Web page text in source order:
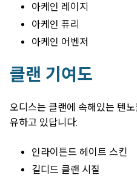
아케인 레이지
아케인 퓨리
아케인 어벤저
클랜 기여도
오디스는 클랜에 속해있는 텐
유하고 있답니다:
인라이튼드 헤이트 스킨
길디드 클랜 시질